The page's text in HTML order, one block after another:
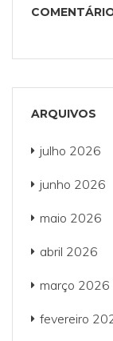
ARQUIVOS
julho 2026
junho 2026
maio 2026
abril 2026
março 2026
fevereiro